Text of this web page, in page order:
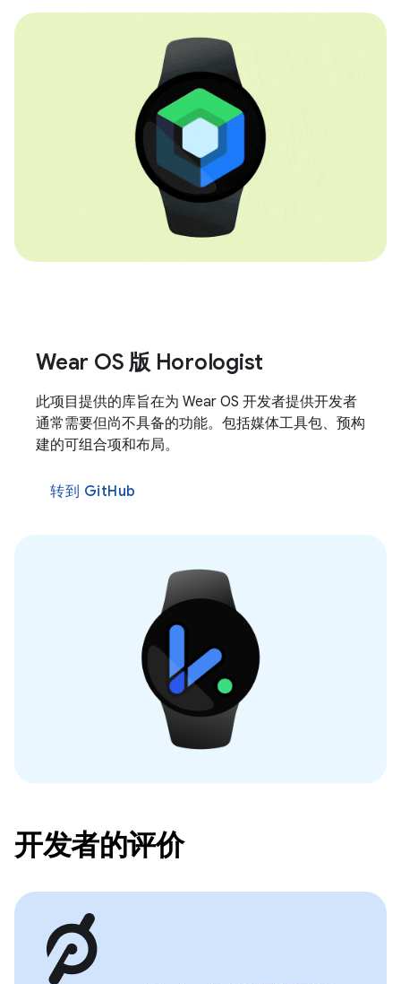
Wear OS 版 Horologist
此项目提供的库旨在为 Wear OS 开发者提供开发者
通常需要但尚不具备的功能。包括媒体工具包、预构
建的可组合项和布局。
转到 GitHub
开发者的评价